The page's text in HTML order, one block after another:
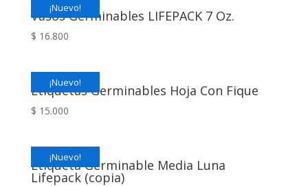
¡Nuevo!
Vasos Germinables LIFEPACK 7 Oz.
$ 16.800
¡Nuevo!
Etiquetas Germinables Hoja Con Fique
$ 15.000
¡Nuevo!
Etiqueta Germinable Media Luna
Lifepack (copia)